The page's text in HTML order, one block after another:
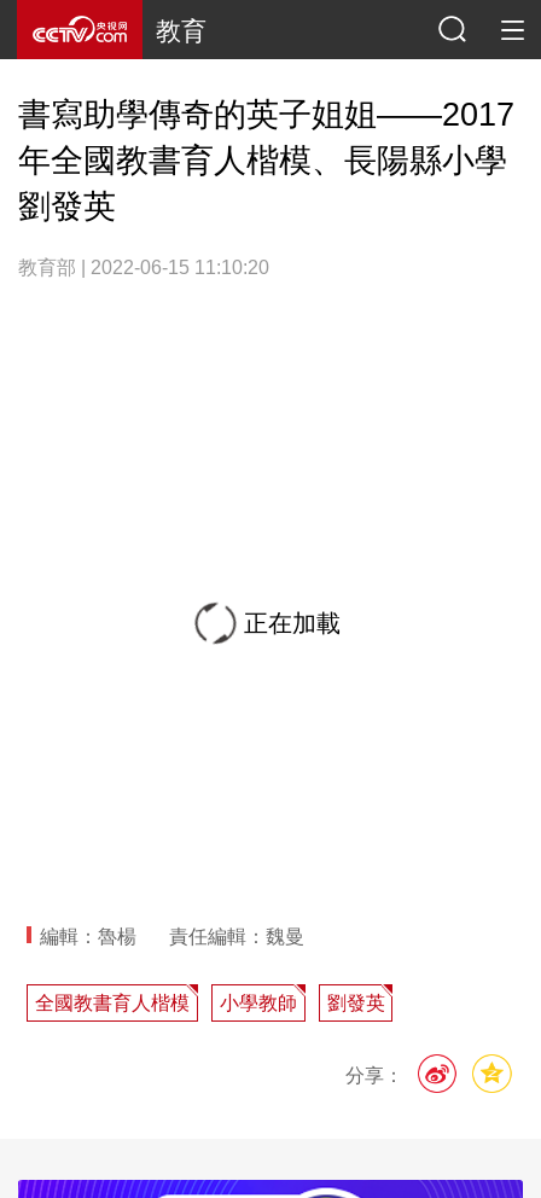
教育
書寫助學傳奇的英子姐姐——2017
年全國教書育人楷模、長陽縣小學
劉發英
教育部 | 2022-06-15 11:10:20
正在加載
編輯：魯楊 責任編輯：魏曼
全國教書育人楷模 小學教師 劉發英
分享：